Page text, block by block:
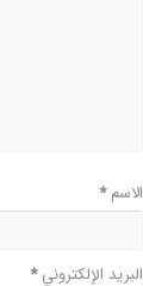
الاسم*
البريد الإلكتروني*